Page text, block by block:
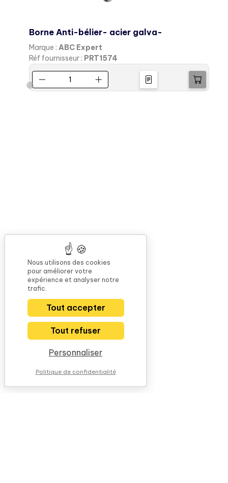
Borne Anti-bélier- acier galva-
Marque : ABC Expert
Réf fournisseur : PRT1574
Nous utilisons des cookies
pour améliorer votre
expérience et analyser notre
trafic.
Tout accepter
Tout refuser
Personnaliser
Politique de confidentialité